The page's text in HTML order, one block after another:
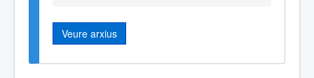
Veure arxius